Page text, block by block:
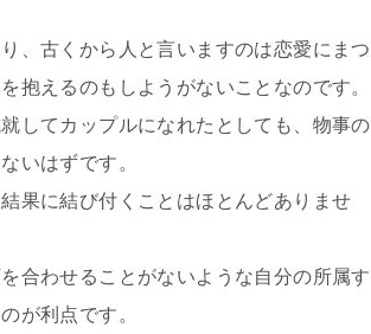
、古くから人と言いますのは恋愛にまつ
抱えるのもしようがないことなのです。
してカップルになれたとしても、物事の
いはずです。
果に結び付くことはほとんどありませ
合わせることがないような自分の所属す
が利点です。